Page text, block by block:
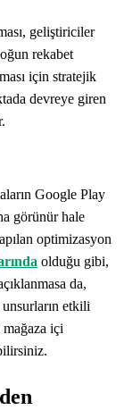
geliştiriciler
rekabet
için stratejik
devreye giren
Google Play
görünür hale
optimizasyon
olduğu gibi,
da,
etkili
içi